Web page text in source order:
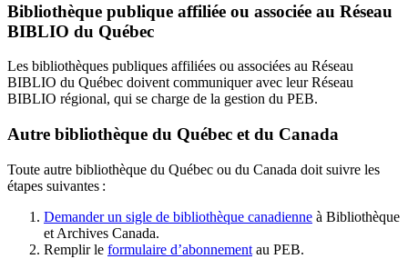
Bibliothèque publique affiliée ou associée au Réseau
BIBLIO du Québec
Les bibliothèques publiques affiliées ou associées au Réseau
BIBLIO du Québec doivent communiquer avec leur Réseau
BIBLIO régional, qui se charge de la gestion du PEB.
Autre bibliothèque du Québec et du Canada
Toute autre bibliothèque du Québec ou du Canada doit suivre les
étapes suivantes :
Demander un sigle de bibliothèque canadienne à Bibliothèque
et Archives Canada.
Remplir le formulaire d’abonnement au PEB.